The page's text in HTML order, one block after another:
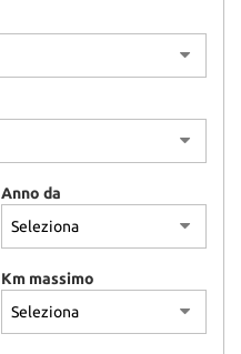
Anno da
Km massimo